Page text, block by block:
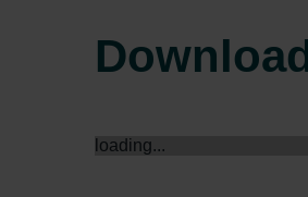
loading...